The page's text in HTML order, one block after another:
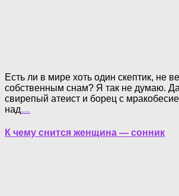
Есть ли в мире хоть один скептик, не
собственным снам? Я так не думаю.
свирепый атеист и борец с
над…
К чему снится женщина — сонник